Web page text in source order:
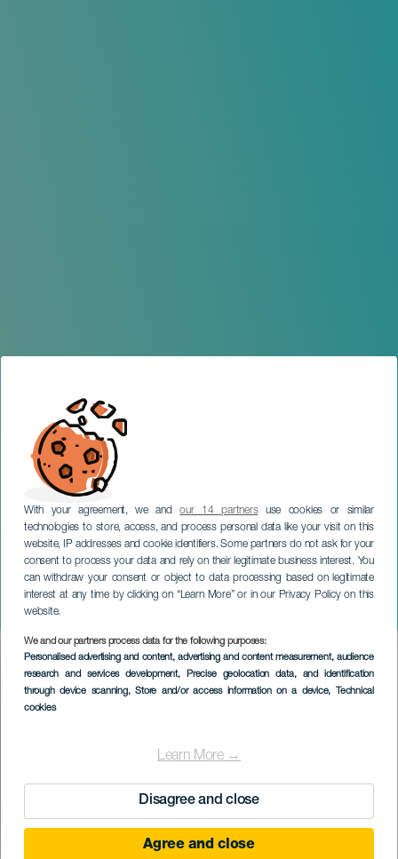
With your agreement, we andour 14 partnersuse cookies or similar
technologies to store, access, and process personal data like your visit on this
website, IP addresses and cookie identifiers. Some partners do not ask for your
consent to process your data and rely on their legitimate business interest. You
can withdraw your consent or object to data processing based on legitimate
interest at any time by clicking on “Learn More” or in our Privacy Policy on this
website.
We and our partners process data for the following purposes:
Personalised advertising and content, advertising and content measurement, audience
research and services development, Precise geolocation data, and identification
through device scanning, Store and/or access information on a device, Technical
cookies
Learn More →
Disagree and close
Agree and close
Marc Anthony in concerto
GRAN CANARIA
Imagen
Listado